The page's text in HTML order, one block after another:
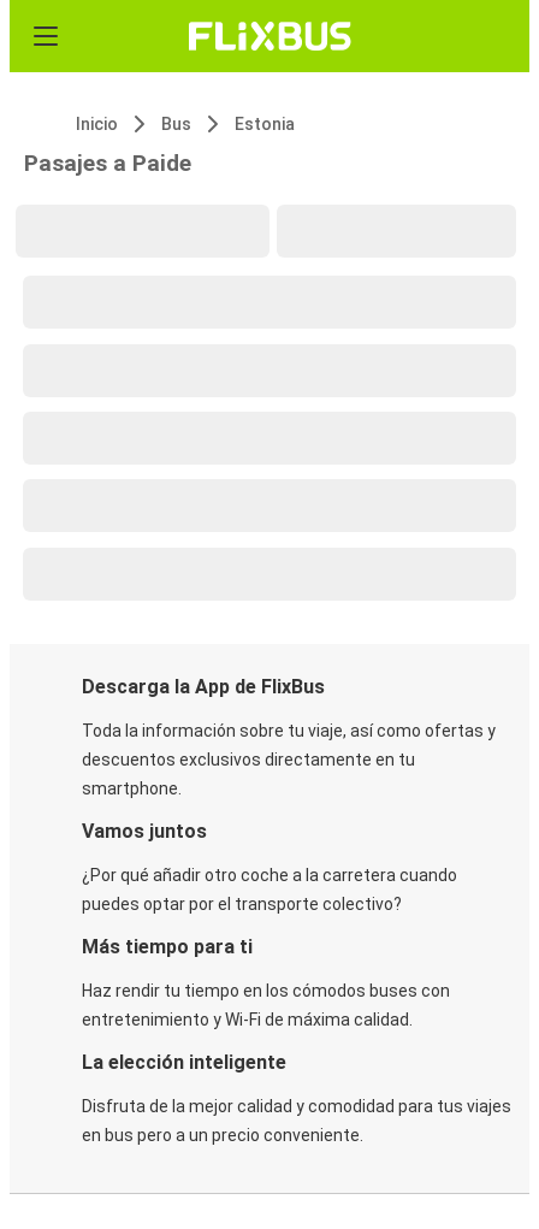
Inicio Bus Estonia
Pasajes a Paide
Descarga la App de FlixBus
Toda la información sobre tu viaje, así como ofertas y
descuentos exclusivos directamente en tu
smartphone.
Vamos juntos
¿Por qué añadir otro coche a la carretera cuando
puedes optar por el transporte colectivo?
Más tiempo para ti
Haz rendir tu tiempo en los cómodos buses con
entretenimiento y Wi-Fi de máxima calidad.
La elección inteligente
Disfruta de la mejor calidad y comodidad para tus viajes
en bus pero a un precio conveniente.